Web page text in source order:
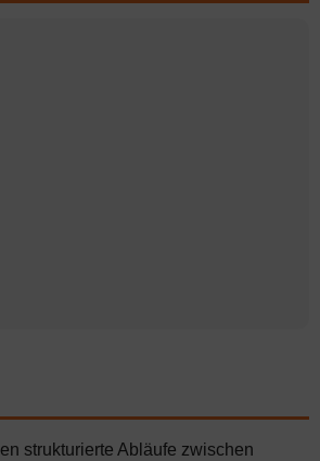
strukturierte Abläufe zwischen